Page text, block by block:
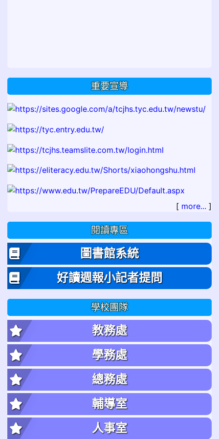
重要宣導
[ more... ]
閱讀專區
圖書館系統
好讀週報小記者提問
學校團隊
教務處
學務處
總務處
輔導室
人事室